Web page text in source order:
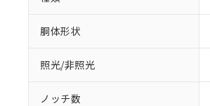
胴体形状
照光/非照光
ノッチ数